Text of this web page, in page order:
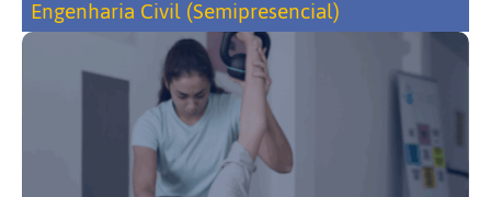
Engenharia Civil (Semipresencial)